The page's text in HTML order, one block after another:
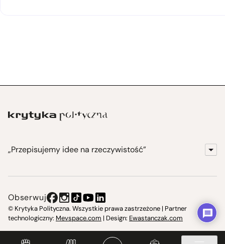
„Przepisujemy idee na rzeczywistość”
Instytut Krytyki Politycznej
Obserwuj
© Krytyka Polityczna. Wszystkie prawa zastrzeżone | Partner
technologiczny: Mevspace.com | Design: Ewastanczak.com